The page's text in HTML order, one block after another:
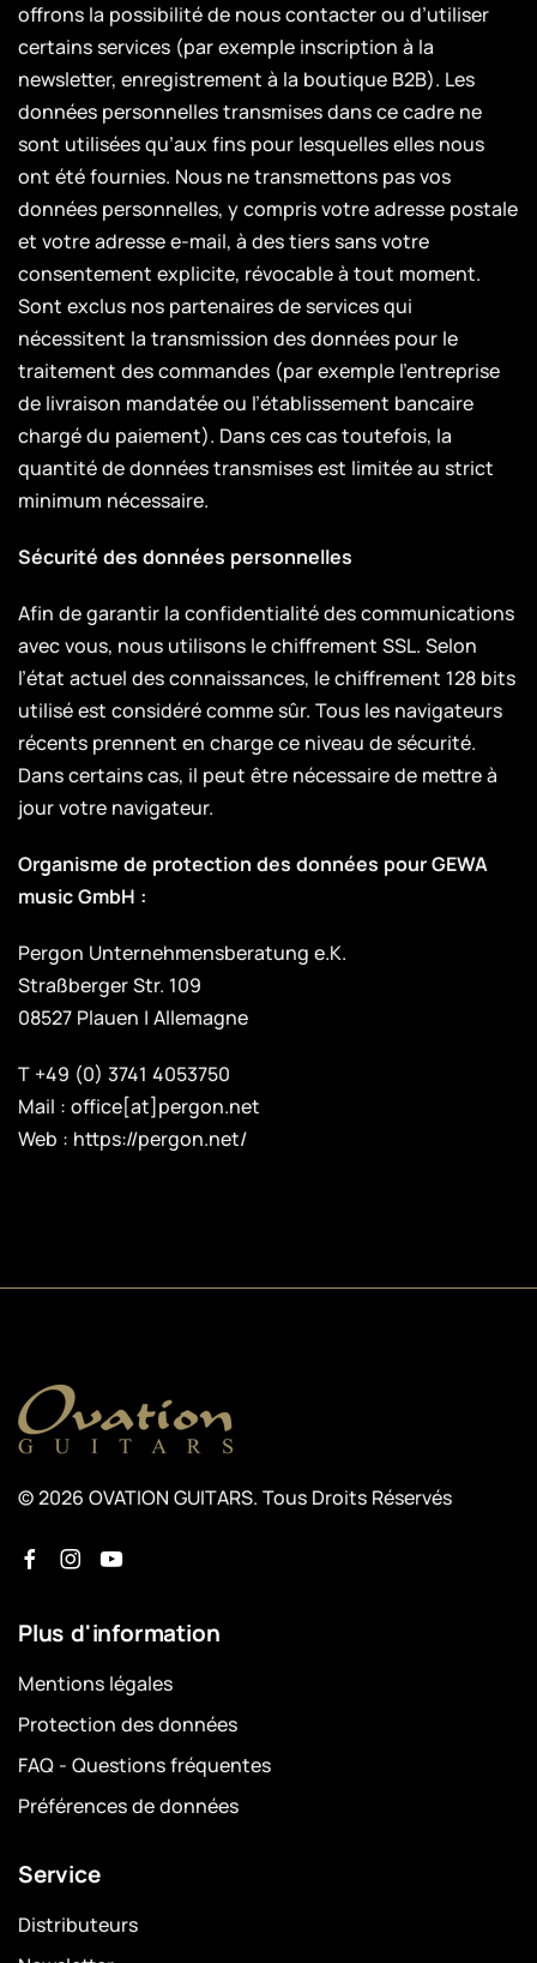
offrons la possibilité de nous contacter ou d’utiliser
certains services (par exemple inscription à la
newsletter, enregistrement à la boutique B2B). Les
données personnelles transmises dans ce cadre ne
sont utilisées qu’aux fins pour lesquelles elles nous
ont été fournies. Nous ne transmettons pas vos
données personnelles, y compris votre adresse postale
et votre adresse e-mail, à des tiers sans votre
consentement explicite, révocable à tout moment.
Sont exclus nos partenaires de services qui
nécessitent la transmission des données pour le
traitement des commandes (par exemple l’entreprise
de livraison mandatée ou l’établissement bancaire
chargé du paiement). Dans ces cas toutefois, la
quantité de données transmises est limitée au strict
minimum nécessaire.
Sécurité des données personnelles
Afin de garantir la confidentialité des communications
avec vous, nous utilisons le chiffrement SSL. Selon
l’état actuel des connaissances, le chiffrement 128 bits
utilisé est considéré comme sûr. Tous les navigateurs
récents prennent en charge ce niveau de sécurité.
Dans certains cas, il peut être nécessaire de mettre à
jour votre navigateur.
Organisme de protection des données pour GEWA
music GmbH :
Pergon Unternehmensberatung e.K.
Straßberger Str. 109
08527 Plauen | Allemagne
T +49 (0) 3741 4053750
Mail : office[at]pergon.net
Web : https://pergon.net/
© 2026 OVATION GUITARS. Tous Droits Réservés
Plus d'information
Mentions légales
Protection des données
FAQ - Questions fréquentes
Préférences de données
Service
Distributeurs